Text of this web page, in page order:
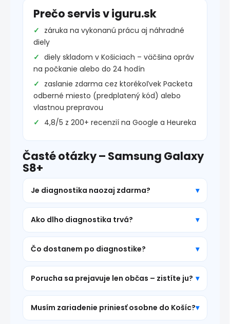
Prečo servis v iguru.sk
záruka na vykonanú prácu aj náhradné
diely
diely skladom v Košiciach – väčšina opráv
na počkanie alebo do 24 hodín
zaslanie zdarma cez ktorékoľvek Packeta
odberné miesto (predplatený kód) alebo
vlastnou prepravou
4,8/5 z 200+ recenzií na Google a Heureka
Časté otázky – Samsung Galaxy
S8+
Je diagnostika naozaj zdarma?
Ako dlho diagnostika trvá?
Čo dostanem po diagnostike?
Porucha sa prejavuje len občas – zistíte ju?
Musím zariadenie priniesť osobne do Košíc?